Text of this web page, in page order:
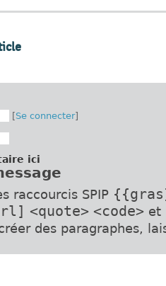
[Se connecter]
ici
raccourcis SPIP
<quote> <code>et
des paragraphes,